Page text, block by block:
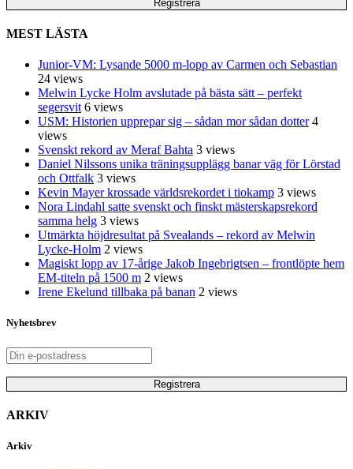
MEST LÄSTA
Junior-VM: Lysande 5000 m-lopp av Carmen och Sebastian
24 views
Melwin Lycke Holm avslutade på bästa sätt – perfekt
segersvit 6 views
USM: Historien upprepar sig – sådan mor sådan dotter 4
views
Svenskt rekord av Meraf Bahta 3 views
Daniel Nilssons unika träningsupplägg banar väg för Lörstad
och Ottfalk 3 views
Kevin Mayer krossade världsrekordet i tiokamp 3 views
Nora Lindahl satte svenskt och finskt mästerskapsrekord
samma helg 3 views
Utmärkta höjdresultat på Svealands – rekord av Melwin
Lycke-Holm 2 views
Magiskt lopp av 17-årige Jakob Ingebrigtsen – frontlöpte hem
EM-titeln på 1500 m 2 views
Irene Ekelund tillbaka på banan 2 views
Nyhetsbrev
ARKIV
Arkiv